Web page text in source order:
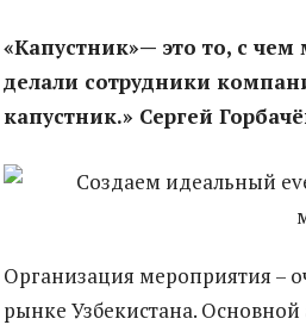
«Капустник»— это то, с
делали сотрудники
капустник.» Сергей
Организация мероприятия –
рынке Узбекистана. Основной